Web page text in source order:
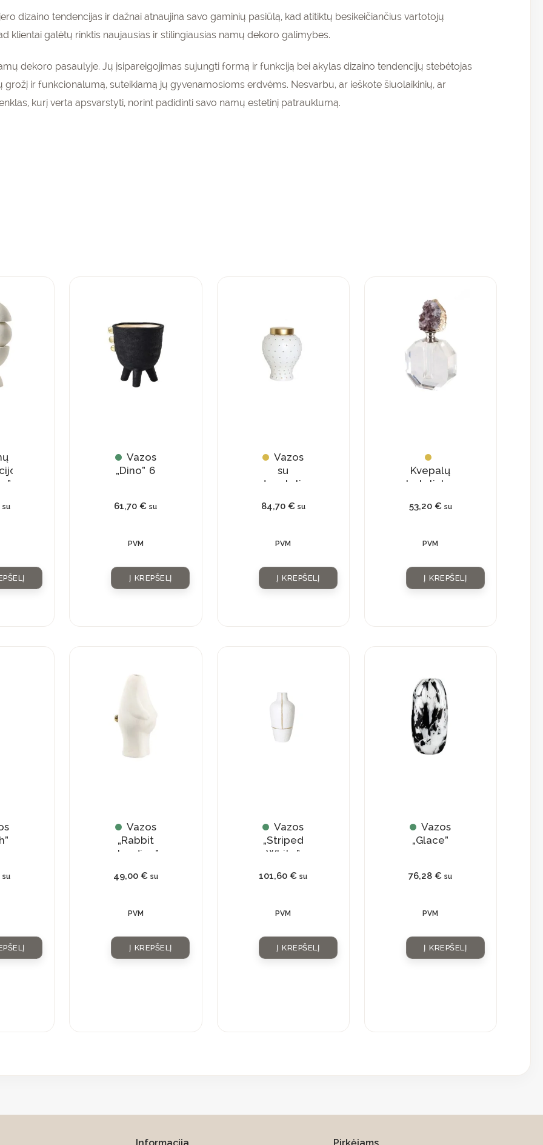
dizaino tendencijas ir dažnai atnaujina savo gaminių pasiūlą, kad atitiktų besikeičiančius vartotojų
klientai galėtų rinktis naujausias ir stilingiausias namų dekoro galimybes.
dekoro pasaulyje. Jų įsipareigojimas sujungti formą ir funkciją bei akylas dizaino tendencijų stebėtojas
ir funkcionalumą, suteikiamą jų gyvenamosioms erdvėms. Nesvarbu, ar ieškote šiuolaikinių, ar
kurį verta apsvarstyti, norint padidinti savo namų estetinį patrauklumą.
su
Vazos
„Dino” 6
61,70€ su
PVM
Į KREPŠELĮ
Vazos
su
dangteliu
84,70 € su
PVM
Į KREPŠELĮ
Kvepalų
buteliukas
natūraliu
53,20 € su
PVM
Į KREPŠELĮ
su
Vazos
„Rabbit
standing”
49,00 € su
PVM
Į KREPŠELĮ
Vazos
„Striped
White”
101,60€ su
PVM
Į KREPŠELĮ
Vazos
„Glace”
76,28€ su
PVM
Į KREPŠELĮ